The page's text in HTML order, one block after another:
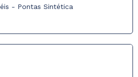
- Pontas Sintética